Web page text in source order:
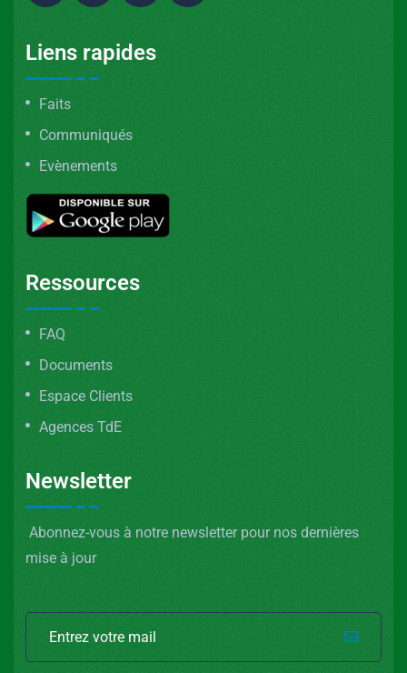
Liens rapides
Faits
Communiqués
Evènements
Ressources
FAQ
Documents
Espace Clients
Agences TdE
Newsletter
Abonnez-vous à notre newsletter pour nos dernières
mise à jour